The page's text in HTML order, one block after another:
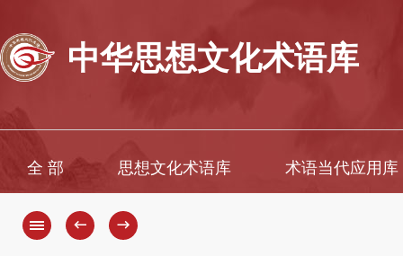
中华思想文化术语库
全 部 思想文化术语库 术语当代应用库
← →